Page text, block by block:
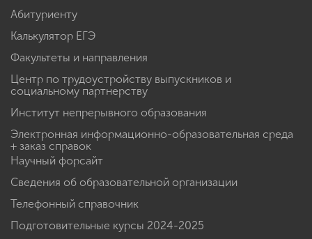
Абитуриенту
Калькулятор ЕГЭ
Факультеты и направления
Центр по трудоустройству выпускников и
социальному партнерству
Институт непрерывного образования
Электронная информационно-образовательная среда
+ заказ справок
Научный форсайт
Сведения об образовательной организации
Телефонный справочник
Подготовительные курсы 2024-2025